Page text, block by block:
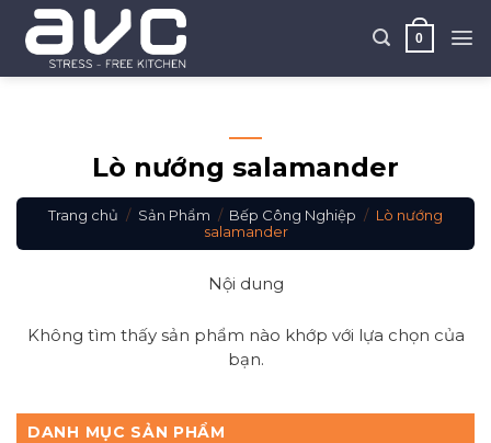
Skip
content
0
Lò nướng salamander
Trang chủ / Sản Phẩm / Bếp Công Nghiệp / Lò nướng
salamander
Nội dung
Không tìm thấy sản phẩm nào khớp với lựa chọn của
bạn.
DANH MỤC SẢN PHẨM